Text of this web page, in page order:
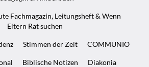
Fachmagazin, Leitungsheft & Wenn
Eltern Rat suchen
Stimmen der Zeit COMMUNIO
Biblische Notizen Diakonia